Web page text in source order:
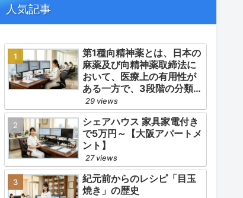
ル」の3点が最も重要な薬学
的ケアの軸となります。
人気記事
第1種向精神薬とは、日本の
麻薬及び向精神薬取締法に
おいて、医療上の有用性が
ある一方で、3段階の分類
（第1種〜第3種）の中で最
も医療用としての濫用の危
険性が高く、有害作用が強
いとされる医薬品です。
29 views
シェアハウス 家具家電付き
で5万円～【大阪アパートメ
ント】
27 views
紀元前からのレシピ「目玉
焼き」の歴史